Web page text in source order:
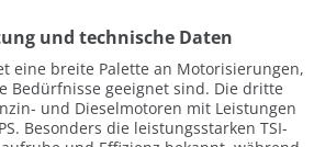
und technische Daten
eine breite Palette an Motorisierungen,
Bedürfnisse geeignet sind. Die dritte
und Dieselmotoren mit Leistungen
Besonders die leistungsstarken TSI-